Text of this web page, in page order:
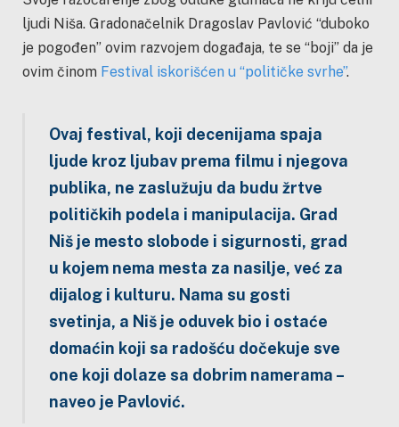
ljudi Niša. Gradonačelnik Dragoslav Pavlović “duboko
je pogođen” ovim razvojem događaja, te se “boji” da je
ovim činom Festival iskorišćen u “političke svrhe”.
Ovaj festival, koji decenijama spaja
ljude kroz ljubav prema filmu i njegova
publika, ne zaslužuju da budu žrtve
političkih podela i manipulacija. Grad
Niš je mesto slobode i sigurnosti, grad
u kojem nema mesta za nasilje, već za
dijalog i kulturu. Nama su gosti
svetinja, a Niš je oduvek bio i ostaće
domaćin koji sa radošću dočekuje sve
one koji dolaze sa dobrim namerama –
naveo je Pavlović.